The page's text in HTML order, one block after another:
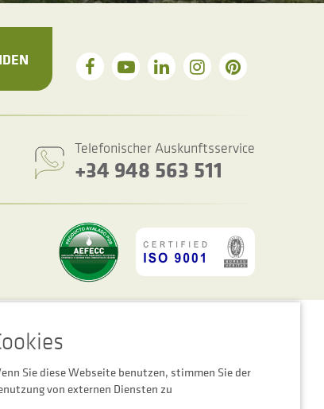
Telefonischer Auskunftsservice
+34 948 563 511
Sie diese Webseite benutzen, stimmen Sie der
von externen Diensten zu